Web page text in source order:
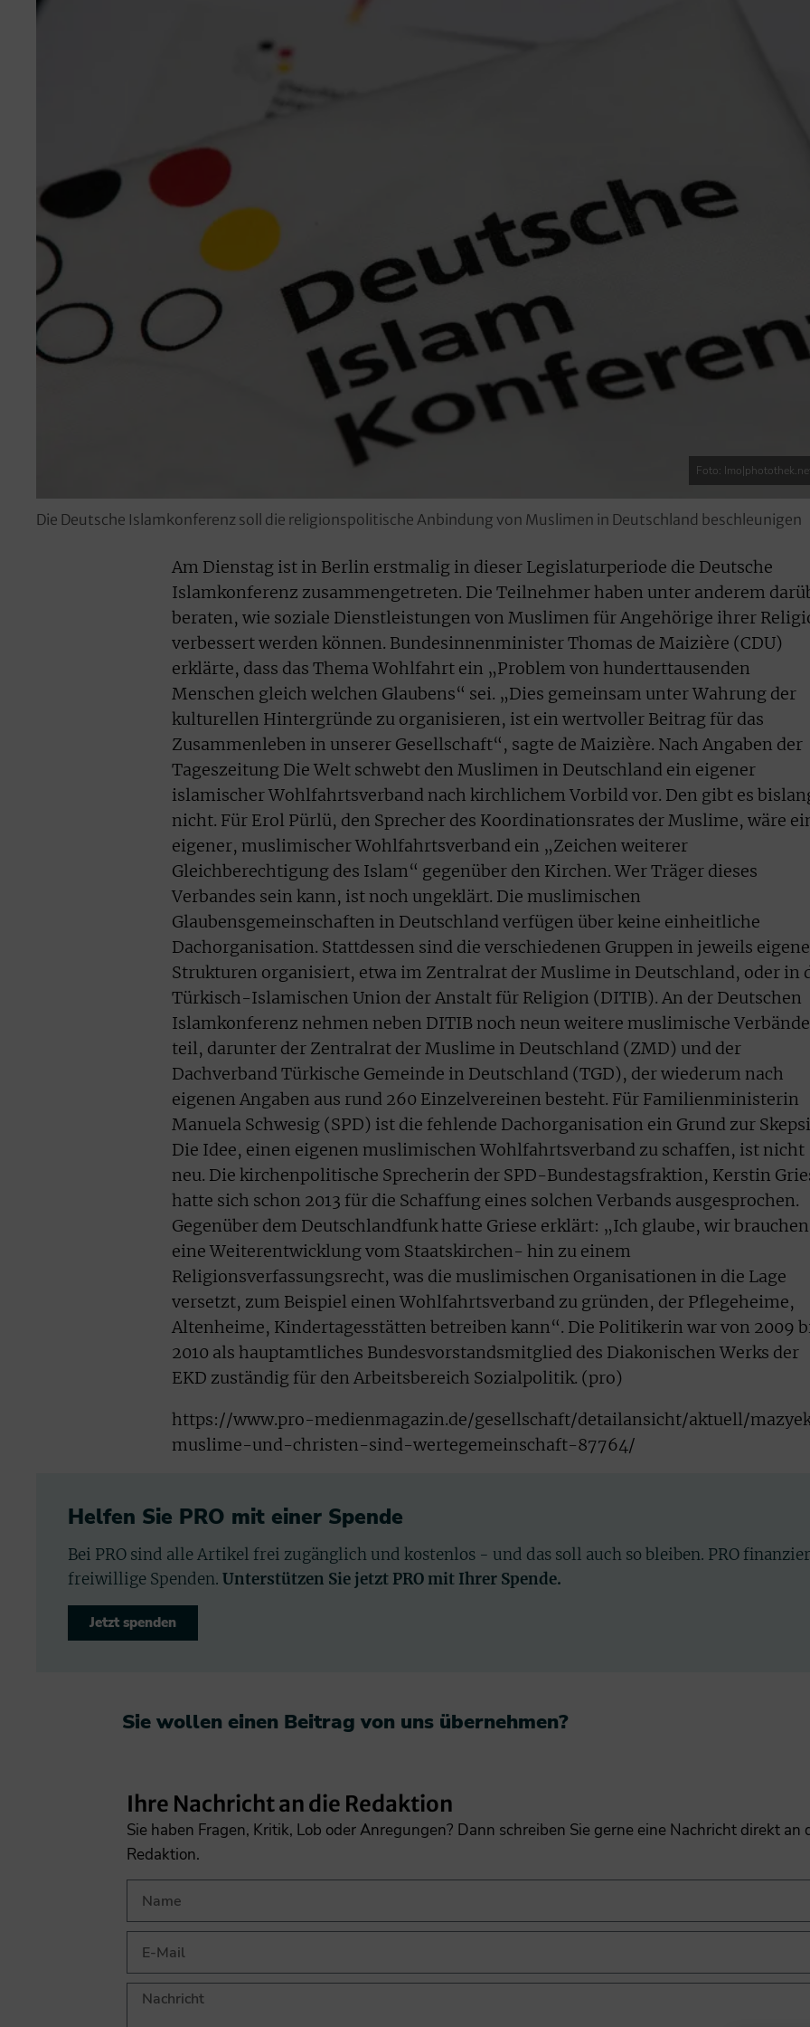
Foto:
Die Deutsche Islamkonferenz soll die religionspolitische Anbindung von Muslimen in Deutschland beschleunigen
Am Dienstag ist in Berlin erstmalig in dieser Legislaturperiode die Deutsche
Islamkonferenz zusammengetreten. Die Teilnehmer haben unter anderem
beraten, wie soziale Dienstleistungen von Muslimen für Angehörige ihrer
verbessert werden können. Bundesinnenminister Thomas de Maizière (CDU)
erklärte, dass das Thema Wohlfahrt ein „Problem von hunderttausenden
Menschen gleich welchen Glaubens“ sei. „Dies gemeinsam unter Wahrung der
kulturellen Hintergründe zu organisieren, ist ein wertvoller Beitrag für das
Zusammenleben in unserer Gesellschaft“, sagte de Maizière. Nach Angaben der
Tageszeitung Die Welt schwebt den Muslimen in Deutschland ein eigener
islamischer Wohlfahrtsverband nach kirchlichem Vorbild vor. Den gibt es
nicht. Für Erol Pürlü, den Sprecher des Koordinationsrates der Muslime, wäre
eigener, muslimischer Wohlfahrtsverband ein „Zeichen weiterer
Gleichberechtigung des Islam“ gegenüber den Kirchen. Wer Träger dieses
Verbandes sein kann, ist noch ungeklärt. Die muslimischen
Glaubensgemeinschaften in Deutschland verfügen über keine einheitliche
Dachorganisation. Stattdessen sind die verschiedenen Gruppen in jeweils
Strukturen organisiert, etwa im Zentralrat der Muslime in Deutschland, oder in
Türkisch-Islamischen Union der Anstalt für Religion (DITIB). An der Deutschen
Islamkonferenz nehmen neben DITIB noch neun weitere muslimische Verbände
teil, darunter der Zentralrat der Muslime in Deutschland (ZMD) und der
Dachverband Türkische Gemeinde in Deutschland (TGD), der wiederum nach
eigenen Angaben aus rund 260 Einzelvereinen besteht. Für Familienministerin
Manuela Schwesig (SPD) ist die fehlende Dachorganisation ein Grund zur
Die Idee, einen eigenen muslimischen Wohlfahrtsverband zu schaffen, ist nicht
neu. Die kirchenpolitische Sprecherin der SPD-Bundestagsfraktion, Kerstin
hatte sich schon 2013 für die Schaffung eines solchen Verbands ausgesprochen.
Gegenüber dem Deutschlandfunk hatte Griese erklärt: „Ich glaube, wir brauchen
eine Weiterentwicklung vom Staatskirchen- hin zu einem
Religionsverfassungsrecht, was die muslimischen Organisationen in die Lage
versetzt, zum Beispiel einen Wohlfahrtsverband zu gründen, der Pflegeheime,
Altenheime, Kindertagesstätten betreiben kann“. Die Politikerin war von 2009
2010 als hauptamtliches Bundesvorstandsmitglied des Diakonischen Werks der
EKD zuständig für den Arbeitsbereich Sozialpolitik. (pro)
https://www.pro-medienmagazin.de/gesellschaft/detailansicht/aktuell/
muslime-und-christen-sind-wertegemeinschaft-87764/
Helfen Sie PRO mit einer Spende
Bei PRO sind alle Artikel frei zugänglich und kostenlos - und das soll auch so bleiben. PRO
freiwillige Spenden. Unterstützen Sie jetzt PRO mit Ihrer Spende.
Jetzt spenden
Sie wollen einen Beitrag von uns übernehmen?​
Ihre Nachricht an die Redaktion
Sie haben Fragen, Kritik, Lob oder Anregungen? Dann schreiben Sie gerne eine Nachricht direkt an
Redaktion.